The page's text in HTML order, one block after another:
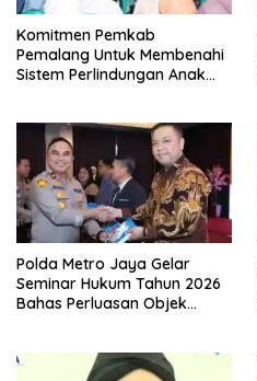
Komitmen Pemkab
Pemalang Untuk Membenahi
Sistem Perlindungan Anak
Polda Metro Jaya Gelar
Seminar Hukum Tahun 2026
Bahas Perluasan Objek